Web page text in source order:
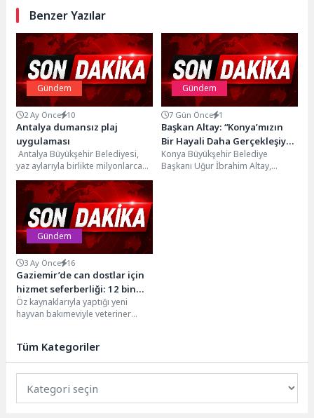
Benzer Yazılar
Gündem
2 Ay Önce 10
Antalya dumansız plaj
uygulaması
Antalya Büyükşehir Belediyesi,
yaz aylarıyla birlikte milyonlarca
yerli ve yabancı misafiri
ağırlamaya hazırladığı dünyaca
ünlü...
Gündem
7 Gün Önce 1
Başkan Altay: “Konya’mızın
Bir Hayali Daha Gerçekleşiyor.
Ağır Bakım’da Büyük Taşınma
Başladı”
Konya Büyükşehir Belediye
Başkanı Uğur İbrahim Altay,
Gündem
3 Ay Önce 16
Gaziemir’de can dostlar için
hizmet seferberliği: 12 bin
140 can dosta veteriner
hizmeti
Öz kaynaklarıyla yaptığı yeni
hayvan bakımeviyle veteriner
2024 yılının...
Tüm Kategoriler